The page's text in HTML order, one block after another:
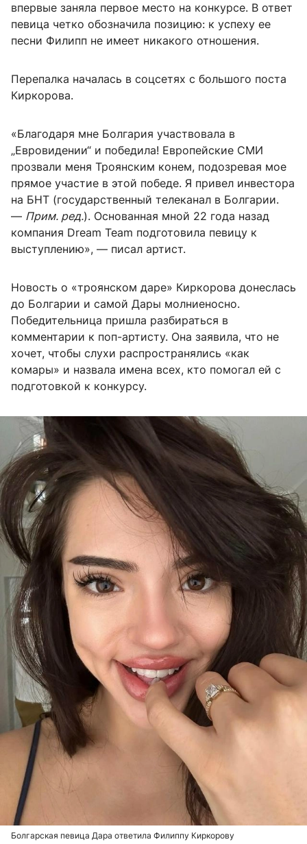
впервые заняла первое место на конкурсе. В ответ
певица четко обозначила позицию: к успеху ее
песни Филипп не имеет никакого отношения.
Перепалка началась в соцсетях с большого поста
Киркорова.
«Благодаря мне Болгария участвовала в
„Евровидении“ и победила! Европейские СМИ
прозвали меня Троянским конем, подозревая мое
прямое участие в этой победе. Я привел инвестора
на БНТ (государственный телеканал в Болгарии.
— Прим. ред.). Основанная мной 22 года назад
компания Dream Team подготовила певицу к
выступлению», — писал артист.
Новость о «троянском даре» Киркорова донеслась
до Болгарии и самой Дары молниеносно.
Победительница пришла разбираться в
комментарии к поп-артисту. Она заявила, что не
хочет, чтобы слухи распространялись «как
комары» и назвала имена всех, кто помогал ей с
подготовкой к конкурсу.
Болгарская певица Дара ответила Филиппу Киркорову